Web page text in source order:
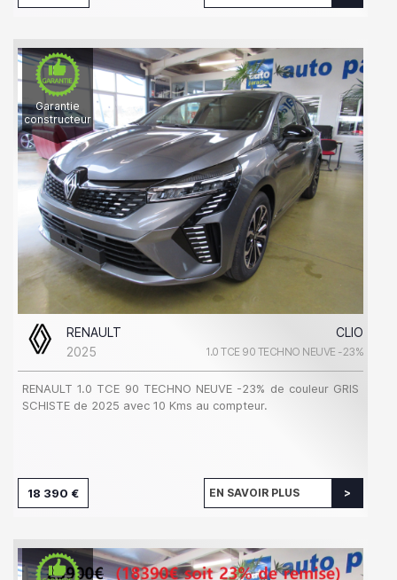
Garantie
constructeur
RENAULT
CLIO
2025
1.0 TCE 90 TECHNO NEUVE -23%
RENAULT 1.0 TCE 90 TECHNO NEUVE -23% de couleur GRIS
SCHISTE de 2025 avec 10 Kms au compteur.
18 390 € EN SAVOIR PLUS